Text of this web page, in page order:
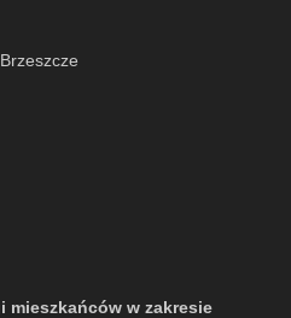
mieszkańców w zakresie